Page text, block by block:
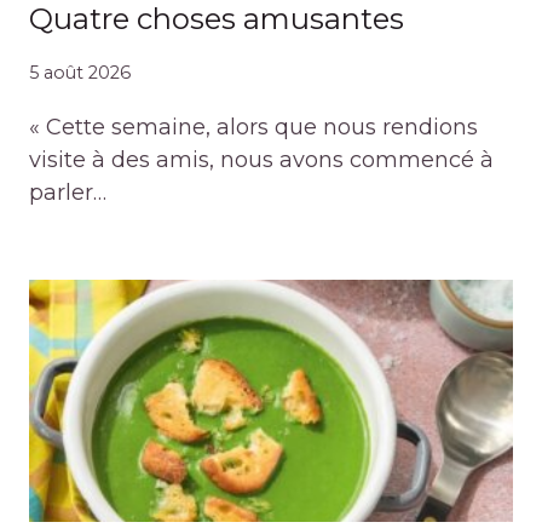
Quatre choses amusantes
5 août 2026
« Cette semaine, alors que nous rendions
visite à des amis, nous avons commencé à
parler…